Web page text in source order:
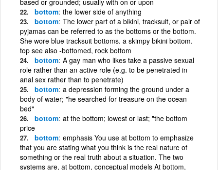
bottom the lower side of anything
bottom The lower part of a bikini, tracksuit, or pair of
pyjamas can be referred to as the bottoms or the bottom.
She wore blue tracksuit bottoms. a skimpy bikini bottom.
top see also -bottomed, rock bottom
bottom A gay man who likes take a passive sexual
role rather than an active role (e.g. to be penetrated in
anal sex rather than to penetrate)
bottom a depression forming the ground under a
body of water; "he searched for treasure on the ocean
bed"
bottom at the bottom; lowest or last; "the bottom
price
bottom emphasis You use at bottom to emphasize
that you are stating what you think is the real nature of
something or the real truth about a situation. The two
systems are, at bottom, conceptual models At bottom,